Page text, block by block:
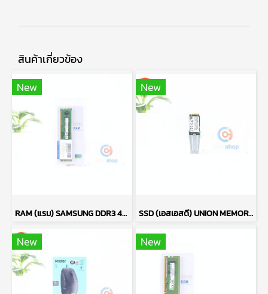
สินค้าเกี่ยวข้อง
New
RAM (แรม) SAMSUNG DDR3 4GB (4GBX1) 1600MHz 8CHIP (ของใหม่) P17764
New
SSD (เอสเอสดี) UNION MEMORY AM610 256GB PCIe NVMe M.2 2242 P17765
New New